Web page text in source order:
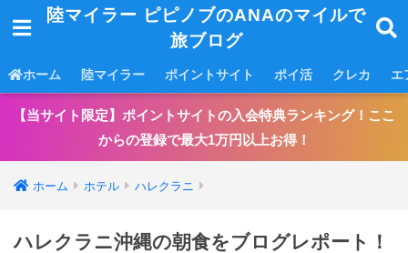
陸マイラー ピピノブのANAのマイルで
旅ブログ
ホーム 陸マイラー ポイントサイト ポイ活 クレカ エ
【当サイト限定】ポイントサイトの入会特典ランキング！ここ
からの登録で最大1万円以上お得！
ホーム ホテル ハレクラニ
ハレクラニ沖縄の朝食をブログレポート！